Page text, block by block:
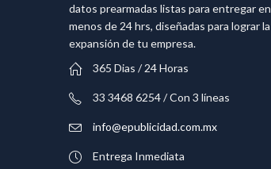
datos prearmadas listas para entregar en
menos de 24 hrs, diseñadas para lograr la
expansión de tu empresa.
365 Dias / 24 Horas
33 3468 6254 / Con 3 líneas
info@epublicidad.com.mx
Entrega Inmediata